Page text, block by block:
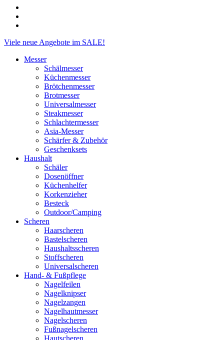
Close
Viele neue Angebote im SALE!
Messer
Schälmesser
Küchenmesser
Brötchenmesser
Brotmesser
Universalmesser
Steakmesser
Schlachtermesser
Asia-Messer
Schärfer & Zubehör
Geschenksets
Haushalt
Schäler
Dosenöffner
Küchenhelfer
Korkenzieher
Besteck
Outdoor/Camping
Scheren
Haarscheren
Bastelscheren
Haushaltsscheren
Stoffscheren
Universalscheren
Hand- & Fußpflege
Nagelfeilen
Nagelknipser
Nagelzangen
Nagelhautmesser
Nagelscheren
Fußnagelscheren